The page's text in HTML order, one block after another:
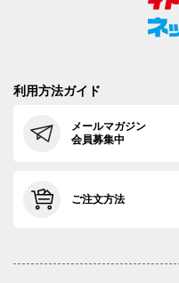
利用方法ガイド
メールマガジン
会員募集中
ご注文方法